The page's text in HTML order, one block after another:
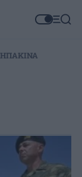
ΗΠΑΚΙΝΑ